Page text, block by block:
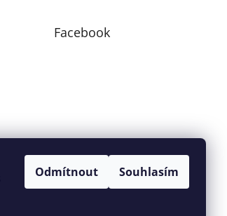
Odmítnout Souhlasím
Facebook